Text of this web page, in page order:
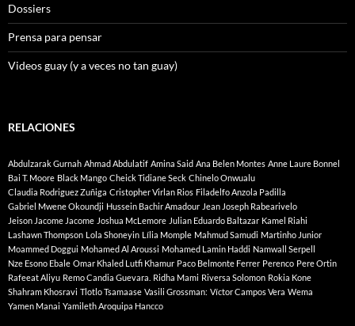
Dossiers
Prensa para pensar
Videos guay (y a veces no tan guay)
RELACIONES
Abdulzarak Gurnah Ahmad Abdulatif Amina Said Ana Belen Montes Anne Laure Bonnel
Bai T. Moore Black Mango Cheick Tidiane Seck Chinelo Onwualu
Claudia Rodriguez Zuñiga Cristopher Virlan Rios Filadelfo Anzola Padilla
Gabriel Mwene Okoundji Hussein Bachir Amadour Jean Joseph Rabearivelo
Jeison Jacome Jacome Joshua McLemore Julian Eduardo Baltazar Kamel Riahi
Lashawn Thompson Lola Shoneyin Lília Momple Mahmud Samudi Martinho Junior
Moammed Doggui Mohamed Al Aroussi Mohamed Lamin Haddi Namwall Serpell
Nze Esono Ebale Omar Khaled Lutfi Khamur Paco Belmonte Ferrer Perenco Pere Ortin
Rafeeat Aliyu Remo Candia Guevara. Ridha Mami Riversa Solomon Rokia Kone
Shahram Khosravi Tlotlo Tsamaase Vasili Grossman: Víctor Campos Vera Wema
Yamen Manai Yamileth Aroquipa Hancco